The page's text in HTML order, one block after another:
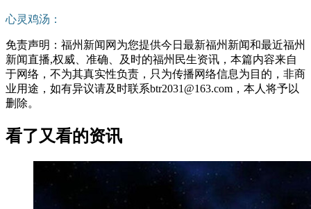
心灵鸡汤：
免责声明：福州新闻网为您提供今日最新福州新闻和最近福州
新闻直播,权威、准确、及时的福州民生资讯，本篇内容来自
于网络，不为其真实性负责，只为传播网络信息为目的，非商
业用途，如有异议请及时联系btr2031@163.com，本人将予以
删除。
看了又看的资讯